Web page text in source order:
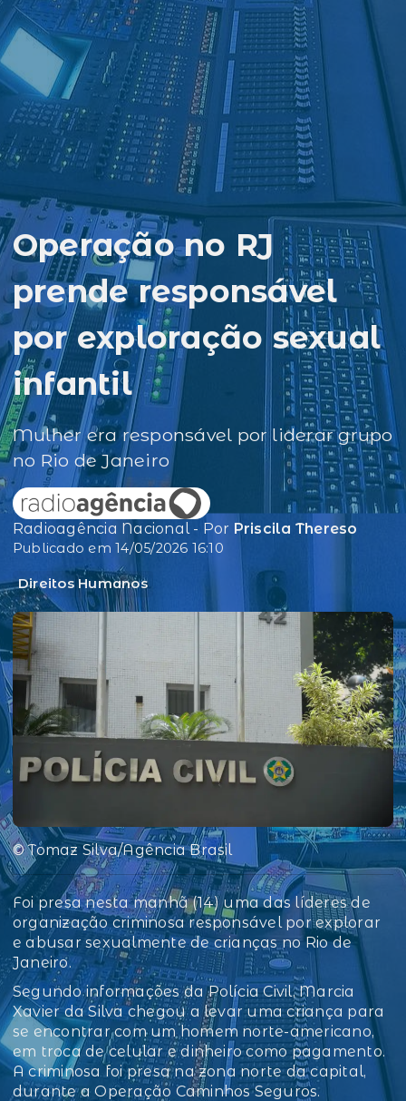
Operação no RJ
prende responsável
por exploração sexual
infantil
Mulher era responsável por liderar grupo
no Rio de Janeiro
Radioagência Nacional - Por Priscila Thereso
Publicado em 14/05/2026 16:10
Direitos Humanos
© Tomaz Silva/Agência Brasil
Foi presa nesta manhã (14) uma das líderes de
organização criminosa responsável por explorar
e abusar sexualmente de crianças no Rio de
Janeiro.
Segundo informações da Polícia Civil, Marcia
Xavier da Silva chegou a levar uma criança para
se encontrar com um homem norte-americano,
em troca de celular e dinheiro como pagamento.
A criminosa foi presa na zona norte da capital,
durante a Operação Caminhos Seguros.